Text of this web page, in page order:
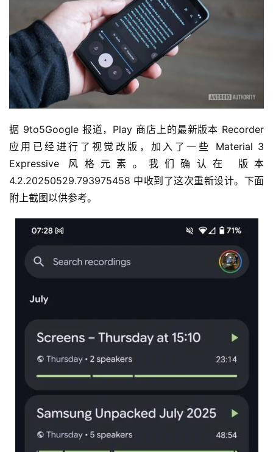
据 9to5Google 报道，Play 商店上的最新版本 Recorder
应用已经进行了视觉改版，加入了一些 Material 3
Expressive 风格元素。我们确认在 版本
4.2.20250529.793975458 中收到了这次重新设计。下面
附上截图以供参考。